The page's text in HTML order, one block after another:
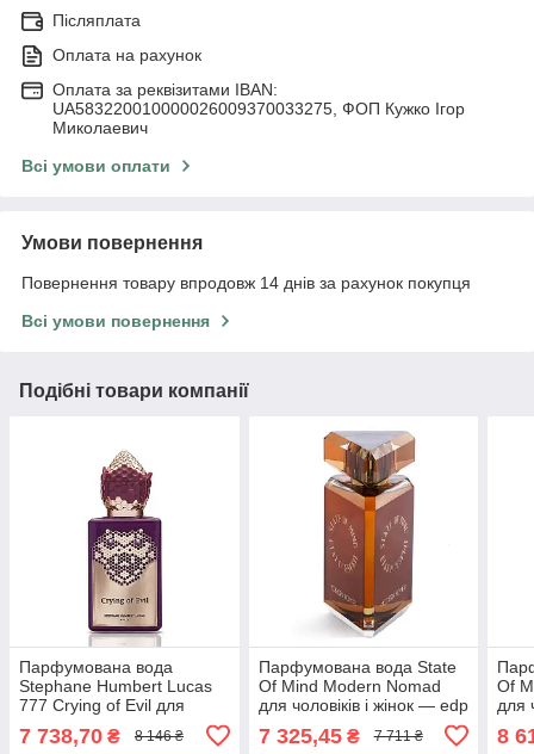
Післяплата
Оплата на рахунок
Оплата за реквізитами IBAN:
UA583220010000026009370033275, ФОП Кужко Ігор
Миколаевич
Всі умови оплати
Умови повернення
Повернення товару впродовж 14 днів за рахунок покупця
Всі умови повернення
Подібні товари компанії
Парфумована вода
Stephane Humbert Lucas
777 Crying of Evil для
чоловіків і жінок — edp 50
ml tester
7 738,70 ₴ 8 146 ₴
Парфумована вода State
Of Mind Modern Nomad
для чоловіків і жінок — edp
7 325,45₴ 7 711 ₴
Of
для
8